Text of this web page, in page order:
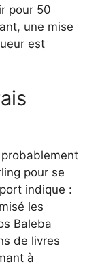
pour 50
une mise
est
pour se
indique :
les
Baleba
de livres
à